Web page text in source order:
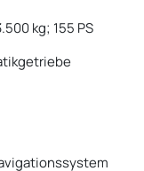
kg; 155 PS